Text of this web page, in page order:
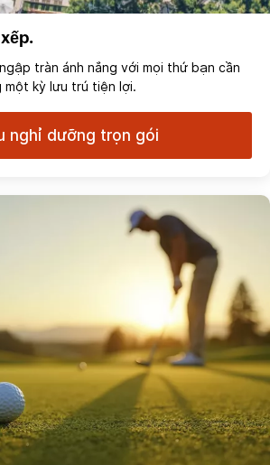
tràn ánh nắng với mọi thứ bạn cần
kỳ lưu trú tiện lợi.
nghỉ dưỡng trọn gói